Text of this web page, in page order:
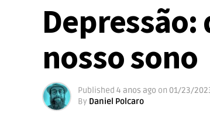
nosso sono
Published 4 anos ago on 01/23/
By Daniel Polcaro